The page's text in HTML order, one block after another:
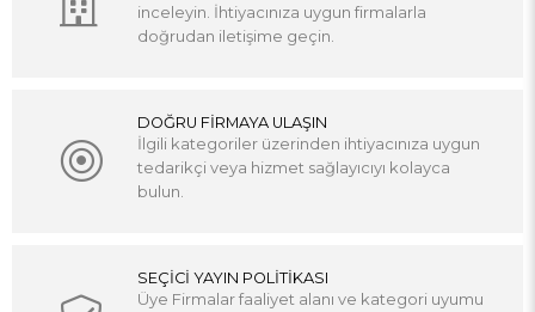
inceleyin. İhtiyacınıza uygun firmalarla
doğrudan iletişime geçin.
DOĞRU FİRMAYA ULAŞIN
İlgili kategoriler üzerinden ihtiyacınıza uygun
tedarikçi veya hizmet sağlayıcıyı kolayca
bulun.
SEÇİCİ YAYIN POLİTİKASI
Üye Firmalar faaliyet alanı ve kategori uyumu